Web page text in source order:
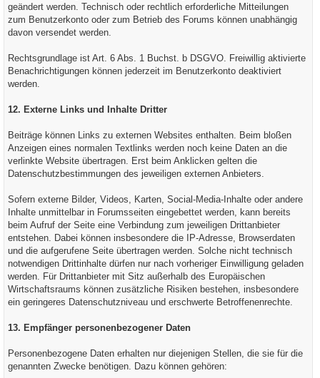
geändert werden. Technisch oder rechtlich erforderliche Mitteilungen
zum Benutzerkonto oder zum Betrieb des Forums können unabhängig
davon versendet werden.
Rechtsgrundlage ist Art. 6 Abs. 1 Buchst. b DSGVO. Freiwillig aktivierte
Benachrichtigungen können jederzeit im Benutzerkonto deaktiviert
werden.
12. Externe Links und Inhalte Dritter
Beiträge können Links zu externen Websites enthalten. Beim bloßen
Anzeigen eines normalen Textlinks werden noch keine Daten an die
verlinkte Website übertragen. Erst beim Anklicken gelten die
Datenschutzbestimmungen des jeweiligen externen Anbieters.
Sofern externe Bilder, Videos, Karten, Social-Media-Inhalte oder andere
Inhalte unmittelbar in Forumsseiten eingebettet werden, kann bereits
beim Aufruf der Seite eine Verbindung zum jeweiligen Drittanbieter
entstehen. Dabei können insbesondere die IP-Adresse, Browserdaten
und die aufgerufene Seite übertragen werden. Solche nicht technisch
notwendigen Drittinhalte dürfen nur nach vorheriger Einwilligung geladen
werden. Für Drittanbieter mit Sitz außerhalb des Europäischen
Wirtschaftsraums können zusätzliche Risiken bestehen, insbesondere
ein geringeres Datenschutzniveau und erschwerte Betroffenenrechte.
13. Empfänger personenbezogener Daten
Personenbezogene Daten erhalten nur diejenigen Stellen, die sie für die
genannten Zwecke benötigen. Dazu können gehören: